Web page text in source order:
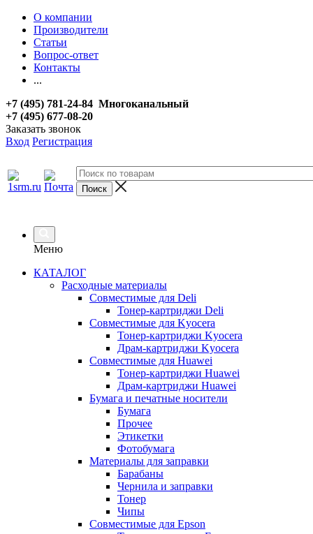
О компании
Производители
Статьи
Вопрос-ответ
Контакты
...
+7 (495) 781-24-84 Многоканальный
+7 (495) 677-08-20
Заказать звонок
Вход Регистрация
Меню
КАТАЛОГ
Расходные материалы
Совместимые для Deli
Тонер-картриджи Deli
Совместимые для Kyocera
Тонер-картриджи Kyocera
Драм-картриджи Kyocera
Совместимые для Huawei
Тонер-картриджи Huawei
Драм-картриджи Huawei
Бумага и печатные носители
Бумага
Прочее
Этикетки
Фотобумага
Материалы для заправки
Барабаны
Чернила и заправки
Тонер
Чипы
Совместимые для Epson